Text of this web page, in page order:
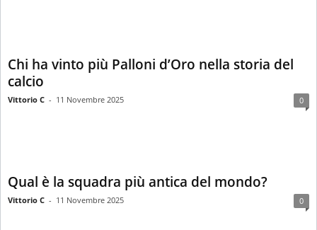
Chi ha vinto più Palloni d’Oro nella storia del
calcio
Vittorio C - 11 Novembre 2025 0
Qual è la squadra più antica del mondo?
Vittorio C - 11 Novembre 2025 0